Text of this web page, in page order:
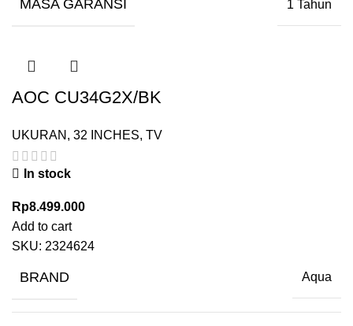
MASA GARANSI 1 Tahun
AOC CU34G2X/BK
UKURAN , 32 INCHES, TV
In stock
Rp8.499.000
Add to cart
SKU: 2324624
BRAND Aqua